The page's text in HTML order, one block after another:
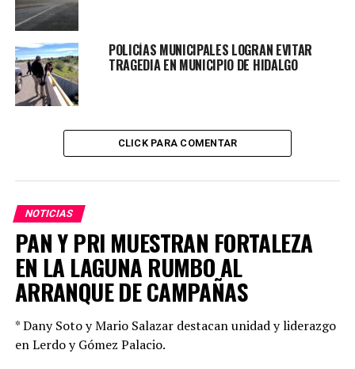
septiembre se instalará en la colonia Tlatelolco y el
sábado 02 de septiembre en la colonia Dolores del Río.
Agregó que estas acciones continuarán en todo el
territorio estatal, pues en próximas fechas llegarán a
Súchil, Vicente Guerrero y Poanas.
TOPICS RELACIONADOS: DURANGO PRINCIPAL
CONGRESO
NO DEJES DE VER
ENFRENTAMIENTOS EN “EL DURAZNO” EVITAN INICIO DE
CLASES
POLICÍAS MUNICIPALES LOGRAN EVITAR
TRAGEDIA EN MUNICIPIO DE HIDALGO
CLICK PARA COMENTAR
NOTICIAS
PAN Y PRI MUESTRAN FORTALEZA
EN LA LAGUNA RUMBO AL
ARRANQUE DE CAMPAÑAS
* Dany Soto y Mario Salazar destacan unidad y liderazgo
en Lerdo y Gómez Palacio.